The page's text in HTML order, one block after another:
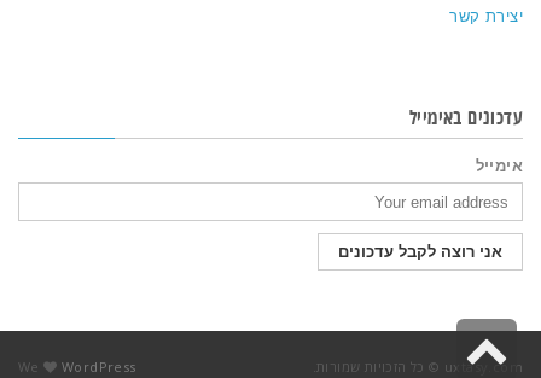
יצירת קשר
עדכונים באימייל
אימייל
uxtasy.com © כל הזכויות שמורות. We WordPress גלילה